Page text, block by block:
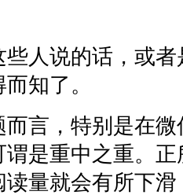
说的话，或者
知了。
，特别是在微
是重中之重。
量就会有所下